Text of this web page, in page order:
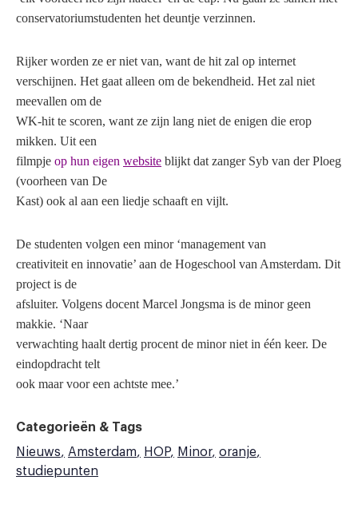
conservatoriumstudenten het deuntje verzinnen.
Rijker worden ze er niet van, want de hit zal op internet
verschijnen. Het gaat alleen om de bekendheid. Het zal niet
meevallen om de
WK-hit te scoren, want ze zijn lang niet de enigen die erop
mikken. Uit een
filmpje op hun eigen website blijkt dat zanger Syb van der Ploeg
(voorheen van De
Kast) ook al aan een liedje schaaft en vijlt.
De studenten volgen een minor ‘management van
creativiteit en innovatie’ aan de Hogeschool van Amsterdam. Dit
project is de
afsluiter. Volgens docent Marcel Jongsma is de minor geen
makkie. ‘Naar
verwachting haalt dertig procent de minor niet in één keer. De
eindopdracht telt
ook maar voor een achtste mee.’
Categorieën & Tags
Nieuws
Amsterdam HOP Minor oranje
studiepunten